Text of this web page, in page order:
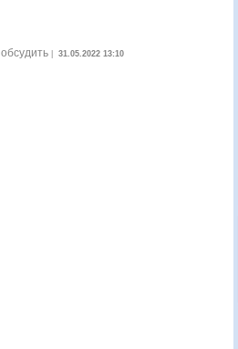
обсудить| 31.05.2022 13:10